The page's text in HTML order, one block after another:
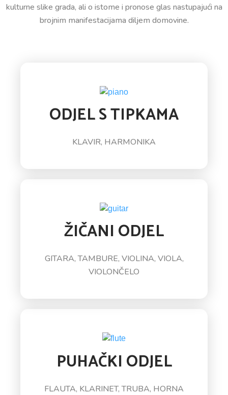
kulturne slike grada, ali o istome i pronose glas nastupajući na
brojnim manifestacijama diljem domovine.
ODJEL S TIPKAMA
KLAVIR, HARMONIKA
ŽIČANI ODJEL
GITARA, TAMBURE, VIOLINA, VIOLA,
VIOLONČELO
PUHAČKI ODJEL
FLAUTA, KLARINET, TRUBA, HORNA